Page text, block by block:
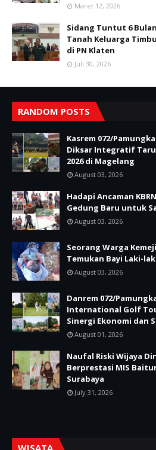
Maret 12, 2026
Sidang Tuntut 6
Tanah Keluarga
di PN Klaten
Juli 30, 2026
RANDOM POSTS
Kasrem 072/
Diksar Integratif
2026 di Magelang
August 03, 2026
Hadapi Ancaman
Gedung Baru untuk
August 03, 2026
Seorang Warga
Temukan Bayi Laki-
August 03, 2026
Danrem 072/
International Golf
Sinergi Ekonomi dan
August 01, 2026
Naufal Riski Wijaya
Berprestasi MIS
Surabaya
July 31, 2026
WISATA